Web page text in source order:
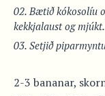
Bætið kókosolíu
kekkjalaust og mjúkt.
Setjið
2-3 bananar,